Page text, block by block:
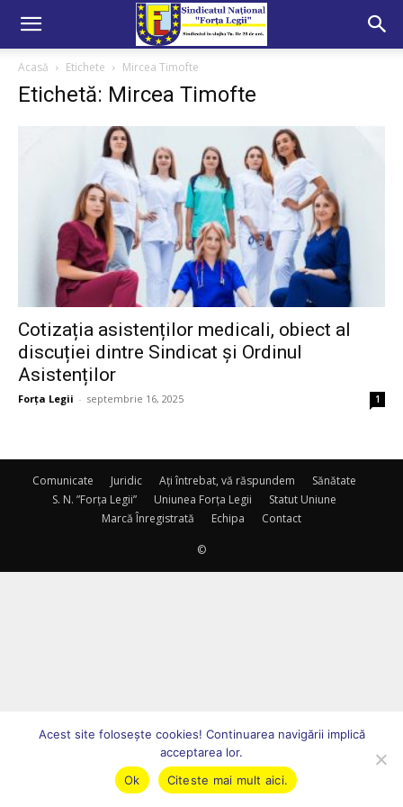
Acasă Etichete Mircea Timofte
Etichetă: Mircea Timofte
Cotizația asistenților medicali, obiect al
discuției dintre Sindicat și Ordinul
Asistenților
Forța Legii - septembrie 16, 2025 1
Comunicate Juridic Ați întrebat, vă răspundem
Sănătate
S. N. ”Forța Legii”
Uniunea Forța Legii
Statut Uniune
Marcă Înregistrată
Echipa Contact
©
Acest site foloseşte cookies! Continuarea navigării implică
acceptarea lor.
Ok
Citeste mai mult aici.